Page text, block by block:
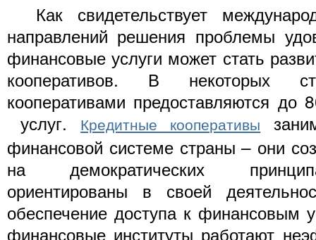
Как свидетельствует
направлений решения проблемы
финансовые услуги может стать
кооперативов. В некоторых
кооперативами предоставляются
услуг.
Кредитные кооперативы
финансовой системе страны – они
на демократических
ориентированы в своей
обеспечение доступа к финансовым
финансовые институты работают